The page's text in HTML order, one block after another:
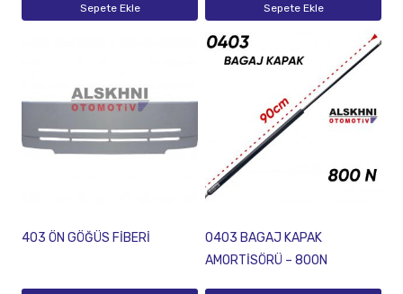
Sepete Ekle Sepete Ekle
403 ÖN GÖĞÜS FİBERİ
O403 BAGAJ KAPAK
AMORTİSÖRÜ – 800N